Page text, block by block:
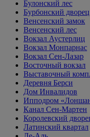
Булонский лес
Бурбонский дворец
Венсенский замок
Венсенский лес
Вокзал Аустерлиц
Вокзал Монпарнас
Вокзал Сен-Лазар
Восточный вокзал
Выставочный
Деревня Берси
Дом Инвалидов
Ипподром
Канал Сен-Мартен
Королевский
Латинский квартал